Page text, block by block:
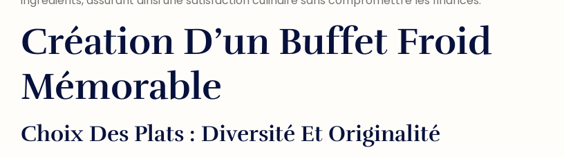
Création D’un Buffet Froid
Mémorable
Choix Des Plats : Diversité Et Originalité